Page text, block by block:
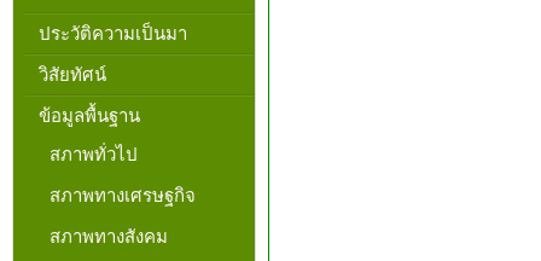
ประวัติความเป็นมา
วิสัยทัศน์
ข้อมูลพื้นฐาน
สภาพทั่วไป
สภาพทางเศรษฐกิจ
สภาพทางสังคม